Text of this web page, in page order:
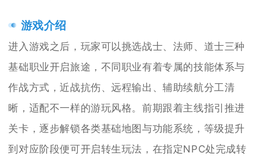
游戏介绍
进入游戏之后，玩家可以挑选战士、法师、道士三种
基础职业开启旅途，不同职业有着专属的技能体系与
作战方式，近战抗伤、远程输出、辅助续航分工清
晰，适配不一样的游玩风格。前期跟着主线指引推进
关卡，逐步解锁各类基础地图与功能系统，等级提升
到对应阶段便可开启转生玩法，在指定NPC处完成转